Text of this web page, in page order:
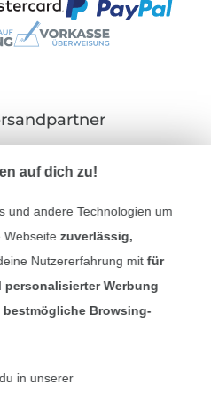
(aktuell
auf dich zu!
und andere Technologien um
Webseite zuverlässig,
Nutzererfahrung mitfür
personalisierter Werbung
bestmögliche Browsing-
in unserer